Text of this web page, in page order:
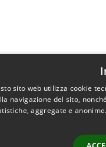
sito web utilizza cookie
navigazione del sito,
aggregate e